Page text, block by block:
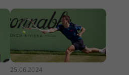
25.06.2024